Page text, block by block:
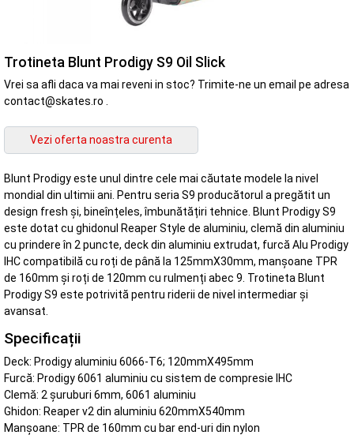
Trotineta Blunt Prodigy S9 Oil Slick
Vrei sa afli daca va mai reveni in stoc? Trimite-ne un email pe adresa
contact@skates.ro .
Blunt Prodigy este unul dintre cele mai căutate modele la nivel
mondial din ultimii ani. Pentru seria S9 producătorul a pregătit un
design fresh și, bineînțeles, îmbunătățiri tehnice. Blunt Prodigy S9
este dotat cu ghidonul Reaper Style de aluminiu, clemă din aluminiu
cu prindere în 2 puncte, deck din aluminiu extrudat, furcă Alu Prodigy
IHC compatibilă cu roți de până la 125mmX30mm, manșoane TPR
de 160mm și roți de 120mm cu rulmenți abec 9. Trotineta Blunt
Prodigy S9 este potrivită pentru riderii de nivel intermediar și
avansat.
Specificații
Deck: Prodigy aluminiu 6066-T6; 120mmX495mm
Furcă: Prodigy 6061 aluminiu cu sistem de compresie IHC
Clemă: 2 șuruburi 6mm, 6061 aluminiu
Ghidon: Reaper v2 din aluminiu 620mmX540mm
Manșoane: TPR de 160mm cu bar end-uri din nylon